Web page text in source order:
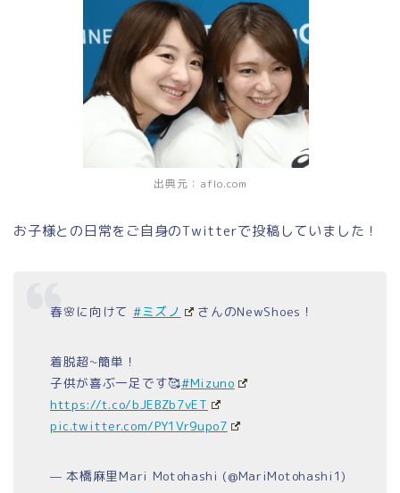
出典元：aflo.com
お子様との日常をご自身のTwitterで投稿していました！
春🌸に向けて #ミズノ さんのNewShoes！
着脱超~簡単！
子供が喜ぶ一足です🥰#Mizuno
https://t.co/bJEBZb7vET
pic.twitter.com/PY1Vr9upo7
— 本橋麻里Mari Motohashi (@MariMotohashi1)